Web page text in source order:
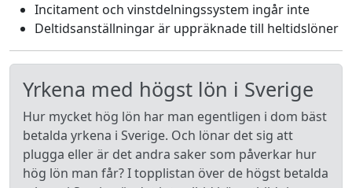
Incitament och vinstdelningssystem ingår inte
Deltidsanställningar är uppräknade till heltidslöner
Yrkena med högst lön i Sverige
Hur mycket hög lön har man egentligen i dom bäst
betalda yrkena i Sverige. Och lönar det sig att
plugga eller är det andra saker som påverkar hur
hög lön man får? I topplistan över de högst betalda